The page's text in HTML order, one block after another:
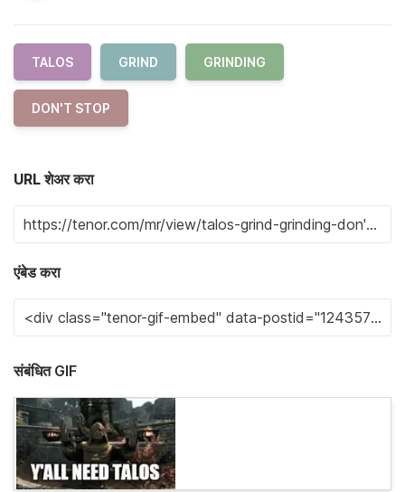
TALOS GRIND GRINDING
DON'T STOP
URL शेअर करा
एंबेड करा
संबंधित GIF